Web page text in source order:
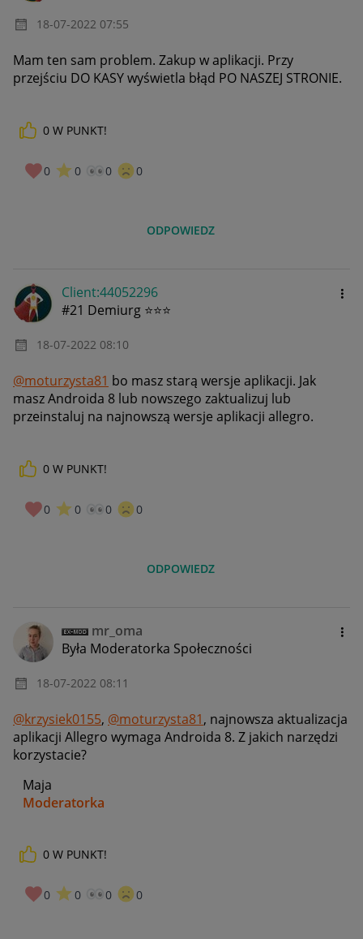
‎18-07-2022 07:55
Mam ten sam problem. Zakup w aplikacji. Przy
przejściu DO KASY wyświetla błąd PO NASZEJ STRONIE.
0 W PUNKT!
0 0 0 0
ODPOWIEDZ
Client:44052296
#21 Demiurg ⭐⭐⭐
‎18-07-2022 08:10
@moturzysta81 bo masz starą wersje aplikacji. Jak
masz Androida 8 lub nowszego zaktualizuj lub
przeinstaluj na najnowszą wersje aplikacji allegro.
0 W PUNKT!
0 0 0 0
ODPOWIEDZ
mr_oma
Była Moderatorka Społeczności
‎18-07-2022 08:11
@krzysiek0155, @moturzysta81, najnowsza aktualizacja
aplikacji Allegro wymaga Androida 8. Z jakich narzędzi
korzystacie?
Maja
Moderatorka
_____________
0 W PUNKT!
0 0 0 0